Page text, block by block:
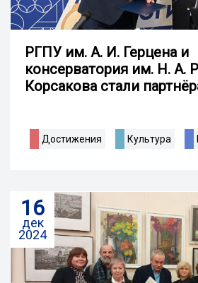
РГПУ им. А. И. Герцена и
консерватория им. Н. А.
Корсакова стали
Достижения Культура
16
дек
2024